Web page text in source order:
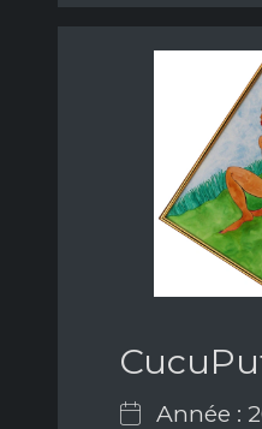
Année :